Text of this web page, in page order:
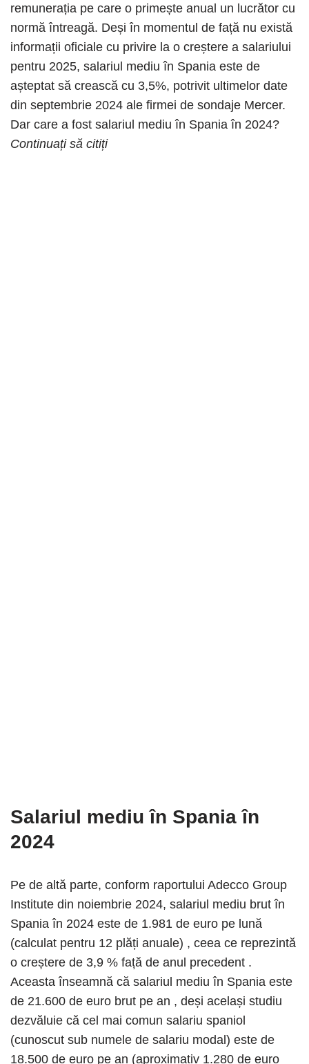
remunerația pe care o primește anual un lucrător cu
normă întreagă. Deși în momentul de față nu există
informații oficiale cu privire la o creștere a salariului
pentru 2025, salariul mediu în Spania este de
așteptat să crească cu 3,5%, potrivit ultimelor date
din septembrie 2024 ale firmei de sondaje Mercer.
Dar care a fost salariul mediu în Spania în 2024?
Continuați să citiți
Salariul mediu în Spania în
2024
Pe de altă parte, conform raportului Adecco Group
Institute din noiembrie 2024, salariul mediu brut în
Spania în 2024 este de 1.981 de euro pe lună
(calculat pentru 12 plăți anuale) , ceea ce reprezintă
o creștere de 3,9 % față de anul precedent .
Aceasta înseamnă că salariul mediu în Spania este
de 21.600 de euro brut pe an , deși același studiu
dezvăluie că cel mai comun salariu spaniol
(cunoscut sub numele de salariu modal) este de
18.500 de euro pe an (aproximativ 1.280 de euro